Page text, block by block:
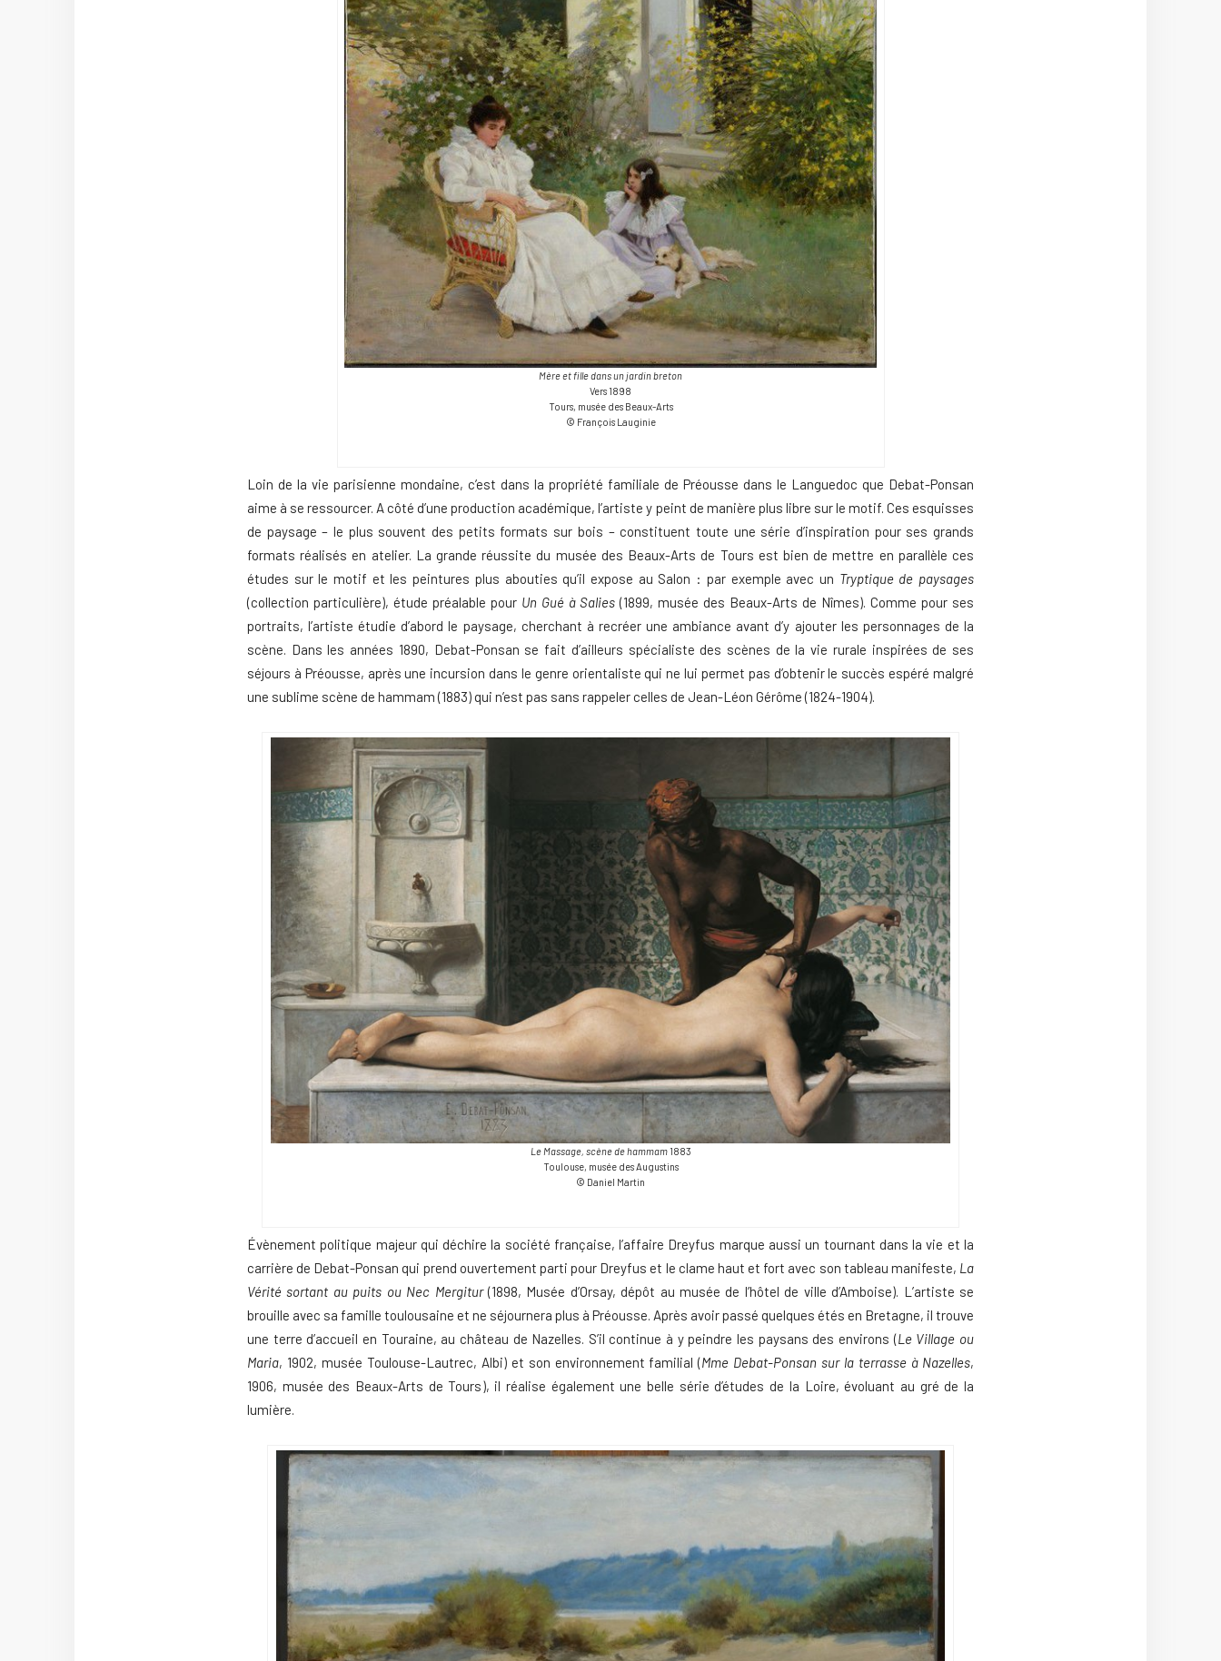
Mère et fille dans un jardin breton
Vers 1898
Tours, musée des Beaux-Arts
© François Lauginie
Loin de la vie parisienne mondaine, c’est dans la propriété familiale de Préousse dans le Languedoc que Debat-Ponsan
aime à se ressourcer. A côté d’une production académique, l’artiste y peint de manière plus libre sur le motif. Ces esquisses
de paysage – le plus souvent des petits formats sur bois – constituent toute une série d’inspiration pour ses grands
formats réalisés en atelier. La grande réussite du musée des Beaux-Arts de Tours est bien de mettre en parallèle ces
études sur le motif et les peintures plus abouties qu’il expose au Salon : par exemple avec un Tryptique de paysages
(collection particulière), étude préalable pour Un Gué à Salies (1899, musée des Beaux-Arts de Nîmes). Comme pour ses
portraits, l’artiste étudie d’abord le paysage, cherchant à recréer une ambiance avant d’y ajouter les personnages de la
scène. Dans les années 1890, Debat-Ponsan se fait d’ailleurs spécialiste des scènes de la vie rurale inspirées de ses
séjours à Préousse, après une incursion dans le genre orientaliste qui ne lui permet pas d’obtenir le succès espéré malgré
une sublime scène de hammam (1883) qui n’est pas sans rappeler celles de Jean-Léon Gérôme (1824-1904).
Le Massage, scène de hammam1883
Toulouse, musée des Augustins
© Daniel Martin
Évènement politique majeur qui déchire la société française, l’affaire Dreyfus marque aussi un tournant dans la vie et la
carrière de Debat-Ponsan qui prend ouvertement parti pour Dreyfus et le clame haut et fort avec son tableau manifeste, La
Vérité sortant au puits ou Nec Mergitur(1898, Musée d’Orsay, dépôt au musée de l’hôtel de ville d’Amboise). L’artiste se
brouille avec sa famille toulousaine et ne séjournera plus à Préousse. Après avoir passé quelques étés en Bretagne, il trouve
une terre d’accueil en Touraine, au château de Nazelles. S’il continue à y peindre les paysans des environs (Le Village ou
Maria, 1902, musée Toulouse-Lautrec, Albi) et son environnement familial (Mme Debat-Ponsan sur la terrasse à Nazelles,
1906, musée des Beaux-Arts de Tours), il réalise également une belle série d’études de la Loire, évoluant au gré de la
lumière.